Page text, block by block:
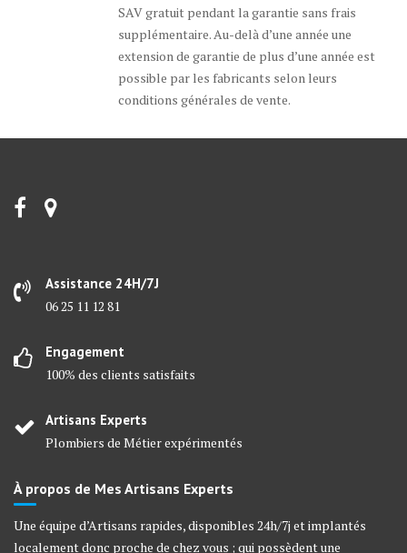
SAV gratuit pendant la garantie sans frais
supplémentaire. Au-delà d’une année une
extension de garantie de plus d’une année est
possible par les fabricants selon leurs
conditions générales de vente.
Assistance 24H/7J
06 25 11 12 81
Engagement
100% des clients satisfaits
Artisans Experts
Plombiers de Métier expérimentés
À propos de Mes Artisans Experts
Une équipe d’Artisans rapides, disponibles 24h/7j et implantés
localement donc proche de chez vous ; qui possèdent une